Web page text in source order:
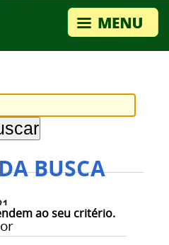
BUSCA
ao seu critério.